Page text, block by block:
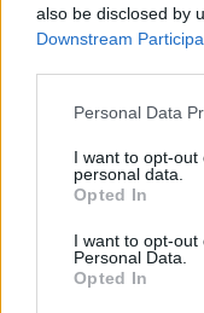
also be disclosed by
Downstream
Personal Data
I want to opt-
personal data.
Opted In
I want to opt-out
Personal Data.
Opted In
CÍMKÉK e-mobilitás
ferrari
Ferrari